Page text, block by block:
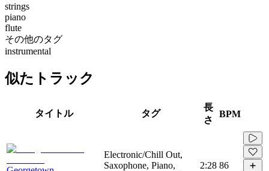
strings
piano
flute
その他のタグ
instrumental
似たトラック
タイトル タグ
長
さ
BPM
Electronic/Chill Out,
Saxophone, Piano,
2:28 86